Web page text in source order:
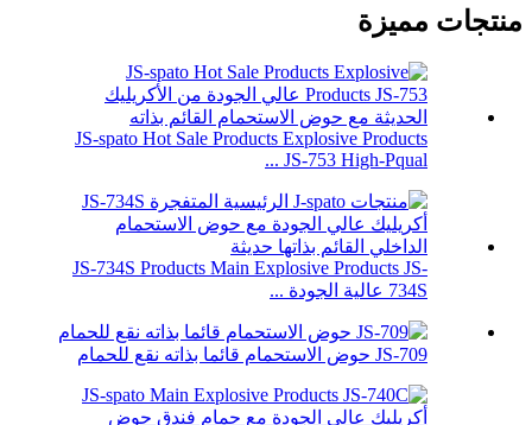
منتجات مميزة
JS-spato Hot Sale Products Explosive Products
JS-753 High-Pqual ...
JS-734S Products Main Explosive Products JS-
734S عالية الجودة ...
JS-709 حوض الاستحمام قائما بذاته نقع للحمام